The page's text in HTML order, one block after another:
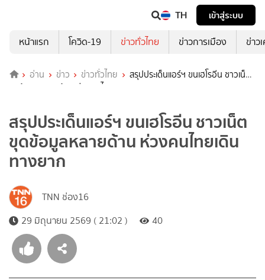
TH
เข้าสู่ระบบ
หน้าแรก
โควิด-19 ข่าวทั่วไทย ข่าวการเมือง ข่าว
อ่าน ข่าว ข่าวทั่วไทย
สรุปประเด็นแอร์ฯ ขนเฮโรอีน ชาวเน็ต
ขุดข้อมูลหลายด้าน ห่วงคนไทยเดินทางยาก
สรุปประเด็นแอร์ฯ ขนเฮโรอีน ชาวเน็ต
ขุดข้อมูลหลายด้าน ห่วงคนไทยเดิน
ทางยาก
TNN ช่อง16
29 มิถุนายน 2569 ( 21:02 )
40